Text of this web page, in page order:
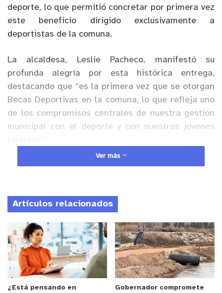
deporte, lo que permitió concretar por primera vez
este beneficio dirigido exclusivamente a
deportistas de la comuna.
La alcaldesa, Leslie Pacheco, manifestó su
profunda alegría por esta histórica entrega,
destacando que “es la primera vez que se otorgan
Becas Deportivas en la comuna, lo que refleja uno
de los compromisos centrales de nuestra gestión
municipal con el deporte y con nuestros jóvenes
Anuncio Patrocinado
práctica deportiva es fundamental para el
desarrollo integral de niñas, niños y jóvenes,
fortaleciendo valores como la disciplina, el
esfuerzo y el trabajo en equipo. En ese sentido, la
autoridad comunal reafirmó que este tipo de
apoyos continuarán siendo una prioridad dentro de
su gestión.
Ver más
Artículos relacionados
¿Está pensando en
Gobernador compromete